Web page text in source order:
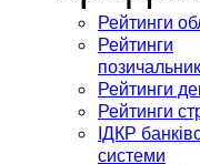
Рейтинги
Рейтинги
Рейтинги
Рейтинги
ІДКР
системи